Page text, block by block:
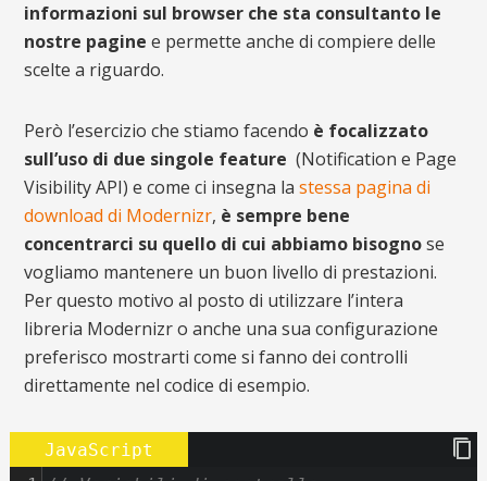
informazioni sul browser che sta consultanto le
nostre pagine e permette anche di compiere delle
scelte a riguardo.
Però l’esercizio che stiamo facendo è focalizzato
sull’uso di due singole feature (Notification e Page
Visibility API) e come ci insegna la stessa pagina di
download di Modernizr, è sempre bene
concentrarci su quello di cui abbiamo bisognose
vogliamo mantenere un buon livello di prestazioni.
Per questo motivo al posto di utilizzare l’intera
libreria Modernizr o anche una sua configurazione
preferisco mostrarti come si fanno dei controlli
direttamente nel codice di esempio.
JavaScript